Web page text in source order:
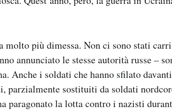
molto più dimessa. Non ci sono stati
annunciato le stesse autorità russe –
Anche i soldati che hanno sfilato
parzialmente sostituiti da soldati
paragonato la lotta contro i nazisti